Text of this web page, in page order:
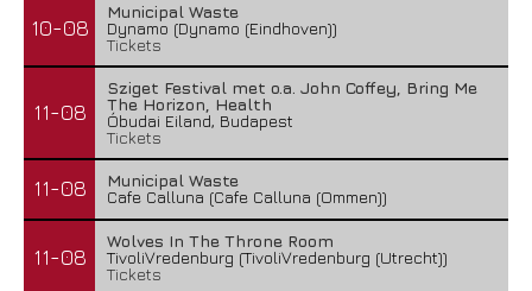
10-08
Municipal Waste
Dynamo (Dynamo (Eindhoven))
Tickets
11-08
Sziget Festival met o.a. John Coffey, Bring Me
The Horizon, Health
Óbudai Eiland, Budapest
Tickets
11-08
Municipal Waste
Cafe Calluna (Cafe Calluna (Ommen))
11-08
Wolves In The Throne Room
TivoliVredenburg (TivoliVredenburg (Utrecht))
Tickets